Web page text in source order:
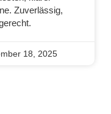
Zuverlässig,
18, 2025